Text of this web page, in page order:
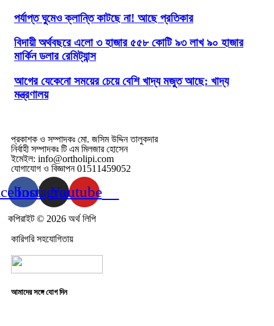
পর্যাপ্ত ঘুমেও ক্লান্তি কাটছে না! আছে প্রতিকার
বিদায়ী অর্থবছরে এলো ৩ হাজার ৫৫৮ কোটি ৯৩ লাখ ৯০ হাজার
মার্কিন ডলার রেমিট্যান্স
আগের যেকেনো সময়ের চেয়ে বেশি খাদ্য মজুত আছে: খাদ্য
মন্ত্রণালয়
প্রকাশক ও সম্পাদকঃ মো. জসিম উদ্দিন তালুকদার
নির্বাহী সম্পাদকঃ টি এম মিলজার হোসেন
ইমেইল: info@ortholipi.com
যোগাযোগ ও বিজ্ঞাপন 01511459052
Instagram
Youtube
কপিরাইট © 2026 অর্থ লিপি
কারিগরি সহযোগিতায়
আমাদের সঙ্গে যোগ দিন